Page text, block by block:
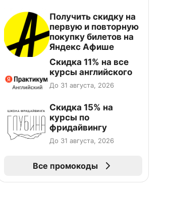
Получить скидку на
первую и повторную
покупку билетов на
Яндекс Афише
Скидка 11% на все
курсы английского
До 31 августа, 2026
Скидка 15% на
курсы по
фридайвингу
До 31 августа, 2026
Все промокоды